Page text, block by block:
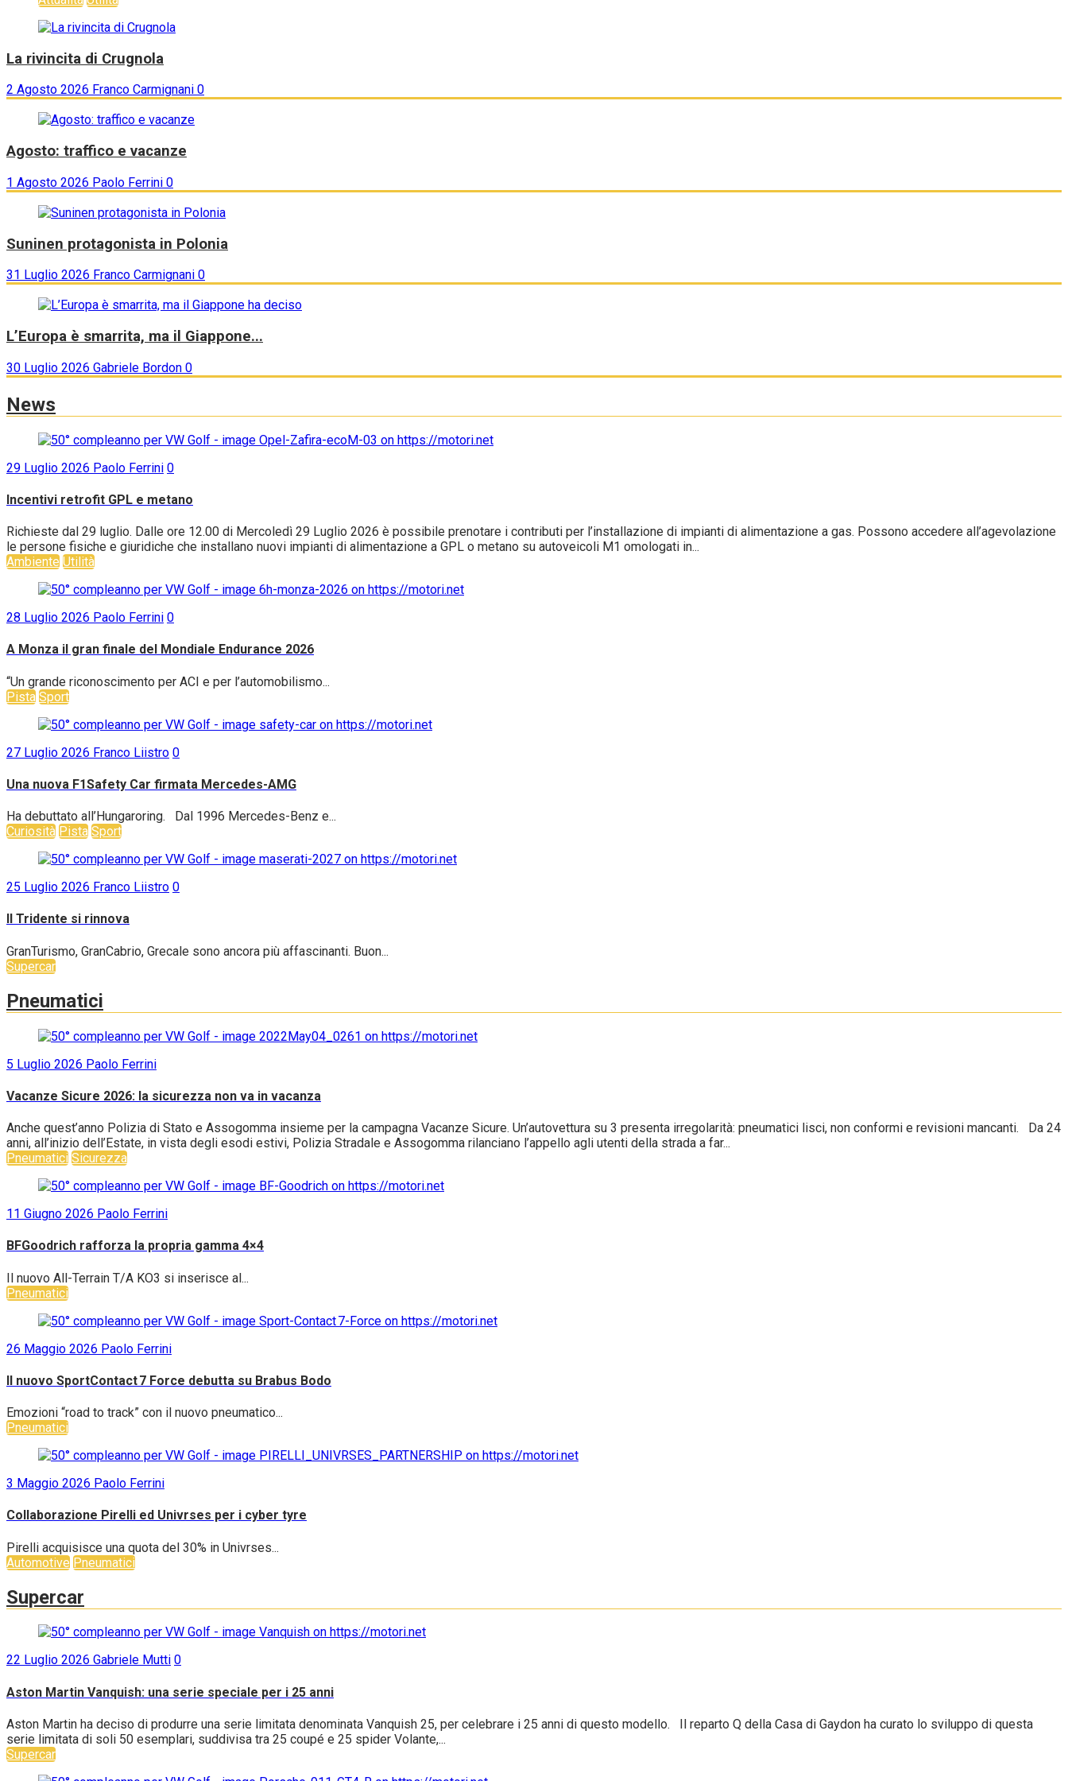
La rivincita di Crugnola
2 Agosto 2026 Franco Carmignani 0
Agosto: traffico e vacanze
1 Agosto 2026 Paolo Ferrini 0
Suninen protagonista in Polonia
31 Luglio 2026 Franco Carmignani 0
L’Europa è smarrita, ma il Giappone...
30 Luglio 2026 Gabriele Bordon 0
News
29 Luglio 2026 Paolo Ferrini 0
Incentivi retrofit GPL e metano
Richieste dal 29 luglio. Dalle ore 12.00 di Mercoledì 29 Luglio 2026 è possibile prenotare i contributi per l’installazione di impianti di alimentazione a gas. Possono accedere all’agevolazione
le persone fisiche e giuridiche che installano nuovi impianti di alimentazione a GPL o metano su autoveicoli M1 omologati in...
Ambiente Utilità
28 Luglio 2026 Paolo Ferrini 0
A Monza il gran finale del Mondiale Endurance 2026
“Un grande riconoscimento per ACI e per l’automobilismo...
Pista Sport
27 Luglio 2026 Franco Liistro 0
Una nuova F1Safety Car firmata Mercedes-AMG
Ha debuttato all’Hungaroring. Dal 1996 Mercedes-Benz e...
Curiosità Pista Sport
25 Luglio 2026 Franco Liistro 0
Il Tridente si rinnova
GranTurismo, GranCabrio, Grecale sono ancora più affascinanti. Buon...
Supercar
Pneumatici
5 Luglio 2026 Paolo Ferrini
Vacanze Sicure 2026: la sicurezza non va in vacanza
Anche quest’anno Polizia di Stato e Assogomma insieme per la campagna Vacanze Sicure. Un’autovettura su 3 presenta irregolarità: pneumatici lisci, non conformi e revisioni mancanti. Da 24
anni, all’inizio dell’Estate, in vista degli esodi estivi, Polizia Stradale e Assogomma rilanciano l’appello agli utenti della strada a far...
Pneumatici Sicurezza
11 Giugno 2026 Paolo Ferrini
BFGoodrich rafforza la propria gamma 4×4
Il nuovo All-Terrain T/A KO3 si inserisce al...
Pneumatici
26 Maggio 2026 Paolo Ferrini
Il nuovo SportContact 7 Force debutta su Brabus Bodo
Emozioni “road to track” con il nuovo pneumatico...
Pneumatici
3 Maggio 2026 Paolo Ferrini
Collaborazione Pirelli ed Univrses per i cyber tyre
Pirelli acquisisce una quota del 30% in Univrses...
Automotive Pneumatici
Supercar
22 Luglio 2026 Gabriele Mutti 0
Aston Martin Vanquish: una serie speciale per i 25 anni
Aston Martin ha deciso di produrre una serie limitata denominata Vanquish 25, per celebrare i 25 anni di questo modello. Il reparto Q della Casa di Gaydon ha curato lo sviluppo di questa
serie limitata di soli 50 esemplari, suddivisa tra 25 coupé e 25 spider Volante,...
Supercar